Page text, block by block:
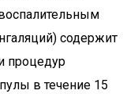
содержит
процедур
в течение 15